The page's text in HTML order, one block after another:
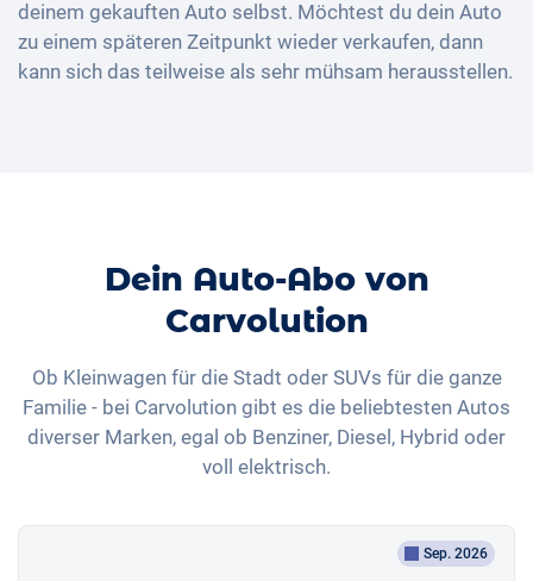
deinem gekauften Auto selbst. Möchtest du dein Auto
zu einem späteren Zeitpunkt wieder verkaufen, dann
kann sich das teilweise als sehr mühsam herausstellen.
Dein Auto-Abo von
Carvolution
Ob Kleinwagen für die Stadt oder SUVs für die ganze
Familie - bei Carvolution gibt es die beliebtesten Autos
diverser Marken, egal ob Benziner, Diesel, Hybrid oder
voll elektrisch.
Sep. 2026